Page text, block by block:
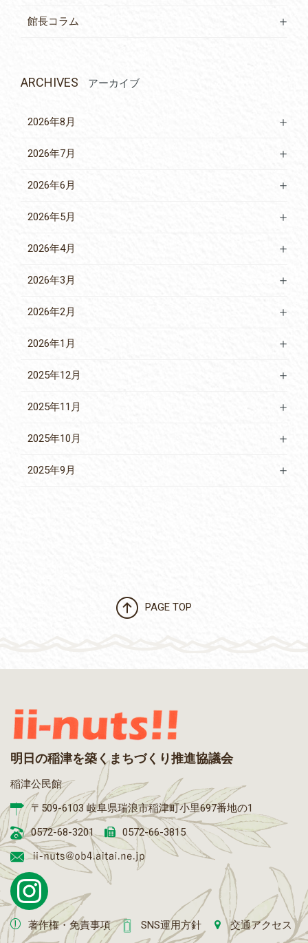
館長コラム
ARCHIVES アーカイブ
2026年8月
2026年7月
2026年6月
2026年5月
2026年4月
2026年3月
2026年2月
2026年1月
2025年12月
2025年11月
2025年10月
2025年9月
PAGE TOP
明日の稲津を築くまちづくり推進協議会
稲津公民館
〒509-6103 岐阜県瑞浪市稲津町小里697番地の1
0572-68-3201
0572-66-3815
著作権・免責事項 SNS運用方針 交通アクセス